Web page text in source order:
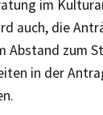
im
auch, die
Abstand zum
in der